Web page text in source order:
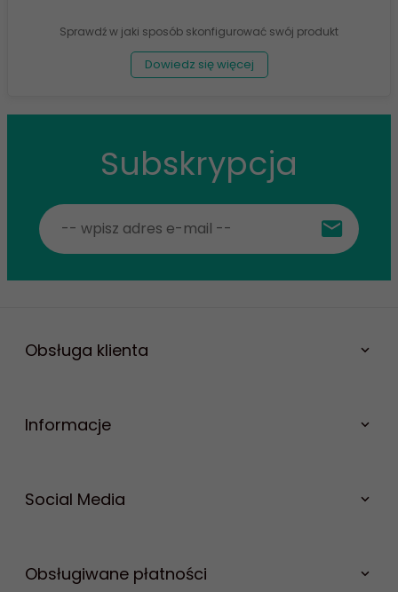
Sprawdź w jaki sposób skonfigurować swój produkt
Dowiedz się więcej
Subskrypcja
Obsługa klienta
Informacje
Social Media
Youtube
Obsługiwane płatności